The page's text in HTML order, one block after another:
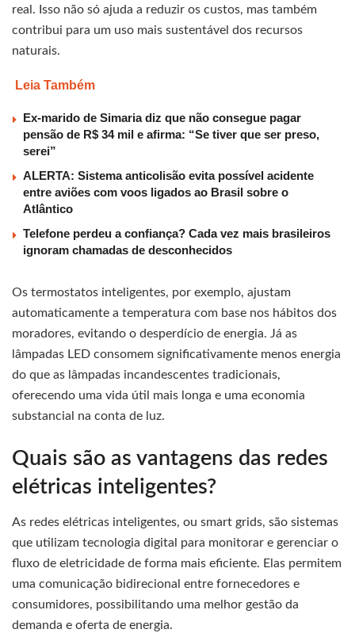
real. Isso não só ajuda a reduzir os custos, mas também
contribui para um uso mais sustentável dos recursos
naturais.
Leia Também
Ex-marido de Simaria diz que não consegue pagar
pensão de R$ 34 mil e afirma: “Se tiver que ser preso,
serei”
ALERTA: Sistema anticolisão evita possível acidente
entre aviões com voos ligados ao Brasil sobre o
Atlântico
Telefone perdeu a confiança? Cada vez mais brasileiros
ignoram chamadas de desconhecidos
Os termostatos inteligentes, por exemplo, ajustam
automaticamente a temperatura com base nos hábitos dos
moradores, evitando o desperdício de energia. Já as
lâmpadas LED consomem significativamente menos energia
do que as lâmpadas incandescentes tradicionais,
oferecendo uma vida útil mais longa e uma economia
substancial na conta de luz.
Quais são as vantagens das redes
elétricas inteligentes?
As redes elétricas inteligentes, ou smart grids, são sistemas
que utilizam tecnologia digital para monitorar e gerenciar o
fluxo de eletricidade de forma mais eficiente. Elas permitem
uma comunicação bidirecional entre fornecedores e
consumidores, possibilitando uma melhor gestão da
demanda e oferta de energia.